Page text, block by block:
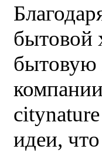
бытовой
бытовую
идеи,